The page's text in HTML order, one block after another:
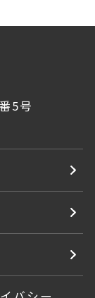
5号